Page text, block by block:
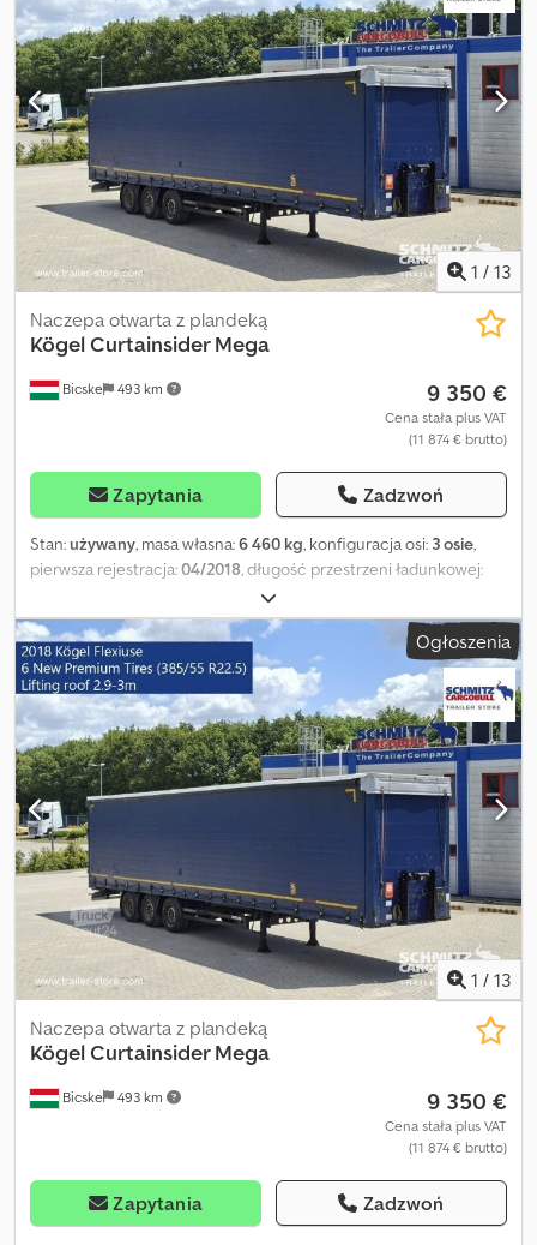
mm x 2 480 mm x 3 000 mm, Rozmiar opony: 385/55 R22.5, Objętość
przestrzeni ładunkowej: 101 m³, 1 oś: , 2 oś: , 3 oś: , zawieszenie
samopoziomujące, elektroniczny system hamulcowy EBS,
przesuwany dach, gniazda 1x15 i 2x7 pin, antispray, podnoszony
dach (ręczny): 2,9 m - 3,0 m, system kurtynowy. Przegląd
wszystkich dostępnych pojazdów znajdą Państwo na naszej
stronie internetowej. Potrzebujesz finansowania? Oferujemy
indywidualne rozwiązania finansowe, umowy serwisowe oraz
usługi telematyczne. Chętnie doradzimy osobiście. Cjdezn D A
Ajpfx Ab Hsrf
1 / 13
Bicske 493 km
Naczepa otwarta z plandeką
KögelCurtainsider Mega
9 350 €
Cena stała plus VAT
(11 874 € brutto)
Zapytania Zadzwoń
Stan:używany, masa własna:6 460 kg, konfiguracja osi: 3 osie,
pierwsza rejestracja:04/2018, długość przestrzeni ładunkowej:
, szerokość przestrzeni ładunkowej:
wysokość przestrzeni ładunkowej:3 000 mm, objętość
przestrzeni ładunkowej:101 m³ , rozmiar opony: 385/55 R22,5, Rok
budowy:2018, Wyposażenie:ABS, Masa własna: 6460 kg, certyfikat
DIN EN 12642 (kod XL), Powierzchnia załadunkowa (D S W): 13 620
mm x 2 480 mm x 3 000 mm, Rozmiar opony: 385/55 R22.5, Objętość
przestrzeni ładunkowej: 101 m³, 1 oś: , 2 oś: , 3 oś: , zawieszenie
samopoziomujące, elektroniczny system hamulcowy EBS,
przesuwany dach, gniazda 1x15 i 2x7 pin, antispray, podnoszony
dach (ręczny): 2,9 m - 3,0 m, system kurtynowy. Przegląd
wszystkich dostępnych pojazdów znajdą Państwo na naszej
stronie internetowej. Potrzebujesz finansowania? Oferujemy
indywidualne rozwiązania finansowe, umowy serwisowe oraz
usługi telematyczne. Chętnie doradzimy osobiście. Crsdpfx Abozn
D A Ns Hef
Ogłoszenia
1 / 13
Bicske 493 km
Naczepa otwarta z plandeką
KögelCurtainsider Mega
9 350 €
Cena stała plus VAT
(11 874 € brutto)
Zapytania Zadzwoń